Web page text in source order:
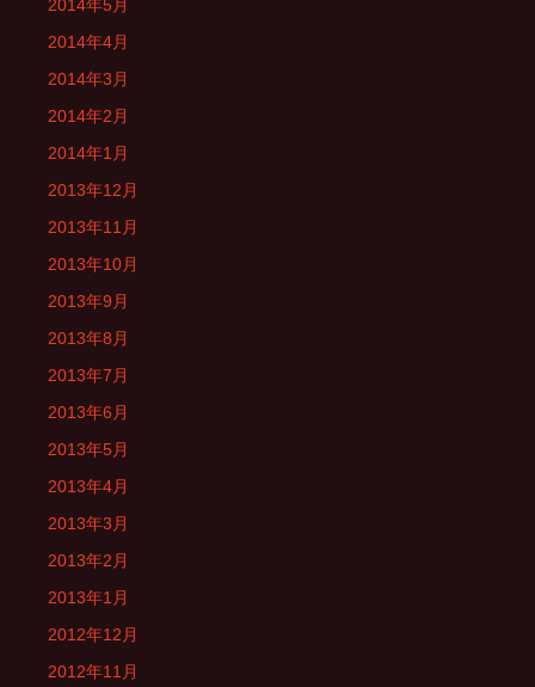
2014年5月
2014年4月
2014年3月
2014年2月
2014年1月
2013年12月
2013年11月
2013年10月
2013年9月
2013年8月
2013年7月
2013年6月
2013年5月
2013年4月
2013年3月
2013年2月
2013年1月
2012年12月
2012年11月